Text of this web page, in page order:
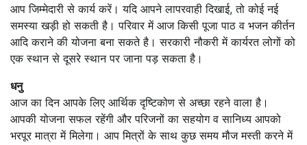
आप जिम्मेदारी से कार्य करें। यदि आपने लापरवाही दिखाई, तो कोई नई
समस्या खड़ी हो सकती है। परिवार में आज किसी पूजा पाठ व भजन कीर्तन
आदि कराने की योजना बना सकते है। सरकारी नौकरी में कार्यरत लोगों को
एक स्थान से दूसरे स्थान पर जाना पड़ सकता है।
धनु
आज का दिन आपके लिए आर्थिक दृष्टिकोण से अच्छा रहने वाला है।
आपकी योजना सफल रहेंगी और परिजनों का सहयोग व सानिध्य आपको
भरपूर मात्रा में मिलेगा। आप मित्रों के साथ कुछ समय मौज मस्ती करने में